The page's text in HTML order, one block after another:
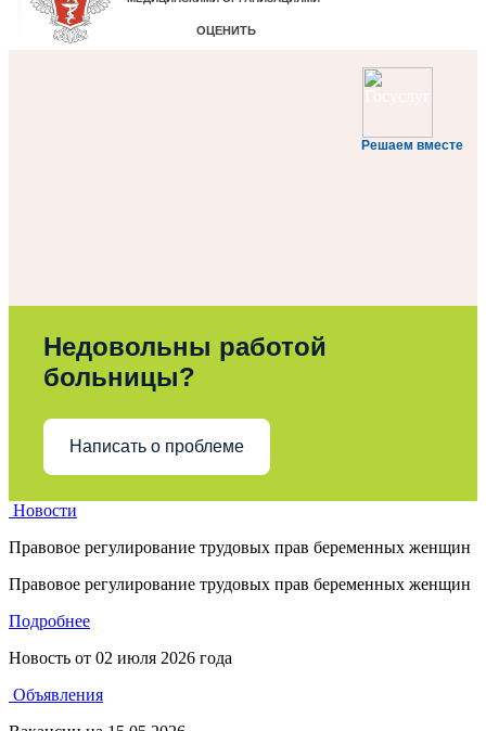
Решаем вместе
Недовольны работой
больницы?
Написать о проблеме
Новости
Правовое регулирование трудовых прав беременных женщин
Правовое регулирование трудовых прав беременных женщин
Подробнее
Новость от 02 июля 2026 года
Объявления